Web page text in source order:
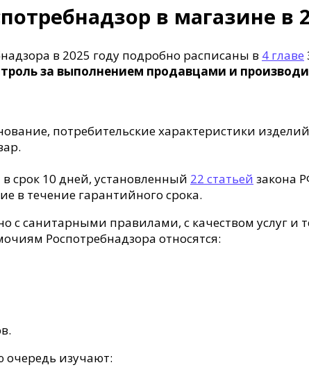
в магазине в
в 2025 году подробно расписаны в 4 главе
за выполнением продавцами и
потребительские характеристики
срок 10 дней, установленный 22 статьей закона
в течение гарантийного срока.
с санитарными правилами, с качеством услуг и
Роспотребнадзора относятся:
очередь изучают: